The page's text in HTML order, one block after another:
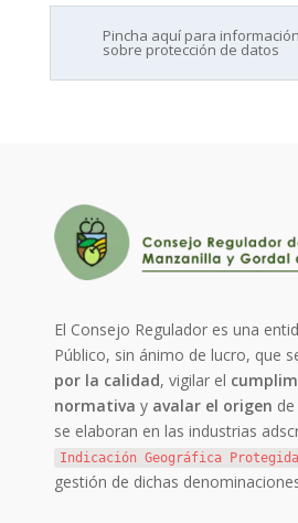
Pincha aquí para
sobre protección de datos
El Consejo Regulador es una
Público, sin ánimo de lucro, que
por la calidad, vigilar el
normativa y avalar el origen
se elaboran en las industrias
Indicación Geográfica Protegida
gestión de dichas